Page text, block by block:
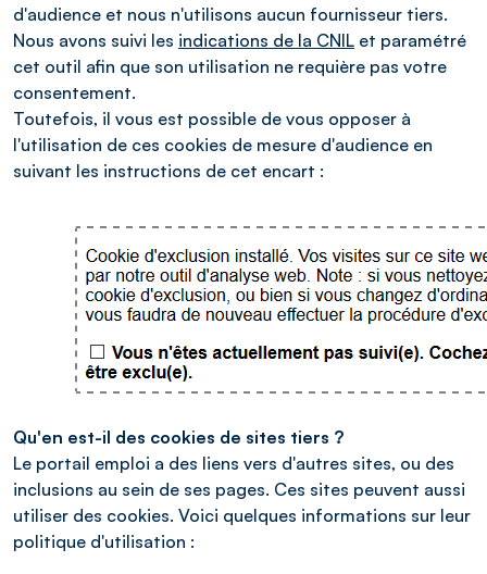
d'audience et nous n'utilisons aucun fournisseur tiers.
Nous avons suivi les indications de la CNIL et paramétré
cet outil afin que son utilisation ne requière pas votre
consentement.
Toutefois, il vous est possible de vous opposer à
l'utilisation de ces cookies de mesure d'audience en
suivant les instructions de cet encart :
Qu'en est-il des cookies de sites tiers ?
Le portail emploi a des liens vers d'autres sites, ou des
inclusions au sein de ses pages. Ces sites peuvent aussi
utiliser des cookies. Voici quelques informations sur leur
politique d'utilisation :